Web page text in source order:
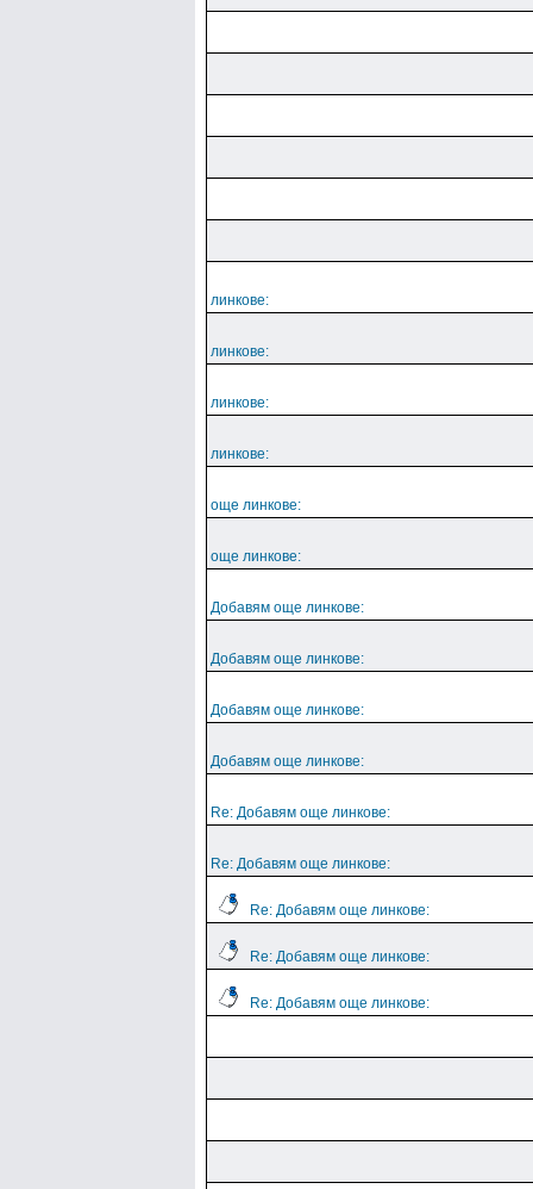
линкове:
линкове:
линкове:
линкове:
още линкове:
още линкове:
Добавям още линкове:
Добавям още линкове:
Добавям още линкове:
Добавям още линкове:
Re: Добавям още линкове:
Re: Добавям още линкове:
Re: Добавям още линкове:
Re: Добавям още линкове:
Re: Добавям още линкове: